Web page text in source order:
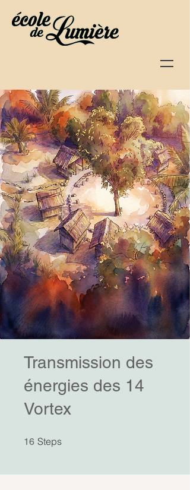
Transmission des
énergies des 14
Vortex
16 Steps